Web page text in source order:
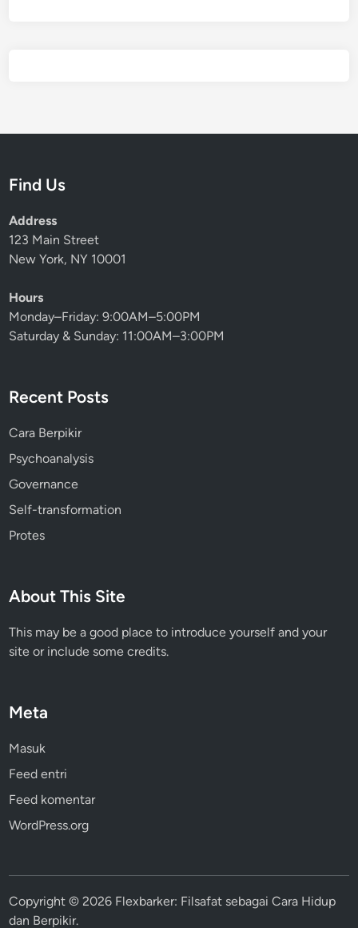
Find Us
Address
123 Main Street
New York, NY 10001
Hours
Monday–Friday: 9:00AM–5:00PM
Saturday & Sunday: 11:00AM–3:00PM
Recent Posts
Cara Berpikir
Psychoanalysis
Governance
Self-transformation
Protes
About This Site
This may be a good place to introduce yourself and your
site or include some credits.
Meta
Masuk
Feed entri
Feed komentar
WordPress.org
Copyright © 2026 Flexbarker: Filsafat sebagai Cara Hidup
dan Berpikir.